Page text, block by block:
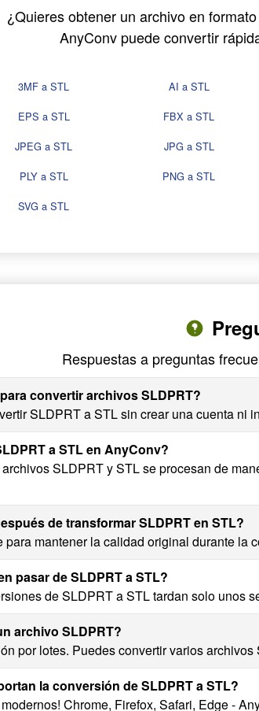
¿Quieres obtener un archivo en
AnyConv puede convertir
3MF a STL AI a STL
EPS a STL FBX a STL
JPEG a STL JPG a STL
PLY a STL PNG a STL
SVG a STL
Respuestas a preguntas
convertir archivos SLDPRT?
SLDPRT a STL sin crear una cuenta ni
a STL en AnyConv?
SLDPRT y STL se procesan de
de transformar SLDPRT en STL?
para mantener la calidad original durante
pasar de SLDPRT a STL?
de SLDPRT a STL tardan solo unos
archivo SLDPRT?
por lotes. Puedes convertir varios
la conversión de SLDPRT a STL?
Chrome, Firefox, Safari, Edge -